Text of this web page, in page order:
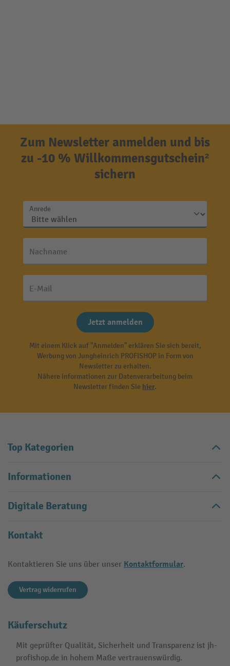
Zum Newsletter anmelden und bis
zu -10 % Willkommensgutschein²
sichern
Anrede
Nachname
E-Mail
Jetzt anmelden
Mit einem Klick auf "Anmelden" erklären Sie sich bereit,
Werbung von Jungheinrich PROFISHOP in Form von
Newsletter zu erhalten.
Nähere Informationen zur Datenverarbeitung beim
Newsletter finden Sie hier.
Top Kategorien
Informationen
Digitale Beratung
Kontakt
Kontaktieren Sie uns über unser Kontaktformular.
Vertrag widerrufen
Käuferschutz
Mit geprüfter Qualität, Sicherheit und Transparenz ist jh-
profishop.de in hohem Maße vertrauenswürdig.